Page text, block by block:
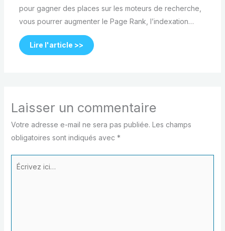
pour gagner des places sur les moteurs de recherche,
vous pourrer augmenter le Page Rank, l’indexation…
Lire l'article >>
Laisser un commentaire
Votre adresse e-mail ne sera pas publiée. Les champs
obligatoires sont indiqués avec *
Écrivez